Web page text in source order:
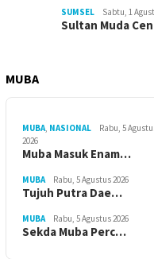
SUMSEL Sabtu, 1
Sultan Muda
MUBA
MUBA, NASIONAL
Rabu, 5
2026
Muba Masuk Enam…
MUBA Rabu, 5 Agustus 2026
Tujuh Putra Dae…
MUBA Rabu, 5 Agustus 2026
Sekda Muba Perc…